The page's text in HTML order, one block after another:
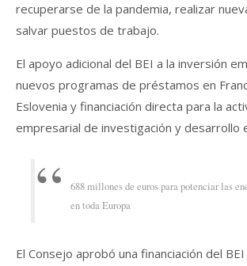
recuperarse de la pandemia, realizar
salvar puestos de trabajo.
El apoyo adicional del BEI a la inversión
nuevos programas de préstamos en
Eslovenia y financiación directa para la
empresarial de investigación y desarrollo
688 millones de euros para potenciar las
en toda Europa
El Consejo aprobó una financiación del